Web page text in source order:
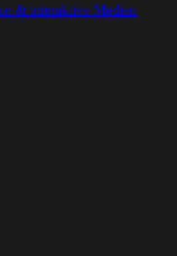
& interaktive Medien